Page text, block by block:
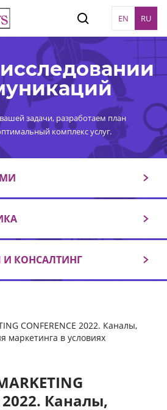
EN RU
задачи, разработаем план
комплекс услуг.
КОНСАЛТИНГ
CONFERENCE 2022. Каналы,
маркетинга в условиях
2022. Каналы,